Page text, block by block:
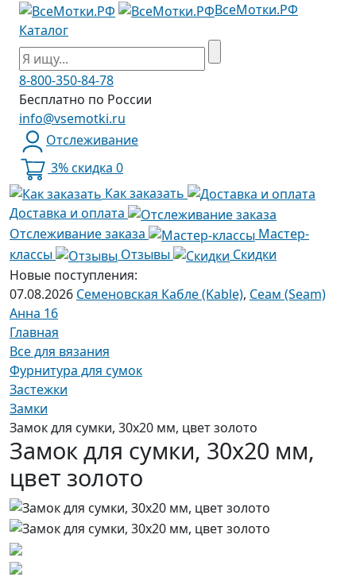
ВсеМотки.РФ
Каталог
8-800-350-84-78
Бесплатно по России
info@vsemotki.ru
Отслеживание
3% скидка 0
Как заказать
Доставка и оплата
Отслеживание заказа
Мастер-
классы
Отзывы
Скидки
Новые поступления:
07.08.2026 Семеновская Кабле (Kable), Сеам (Seam)
Анна 16
Главная
Все для вязания
Фурнитура для сумок
Застежки
Замки
Замок для сумки, 30х20 мм, цвет золото
Замок для сумки, 30х20 мм,
цвет золото